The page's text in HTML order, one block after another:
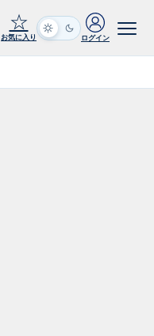
☆
お気に入り ログイン